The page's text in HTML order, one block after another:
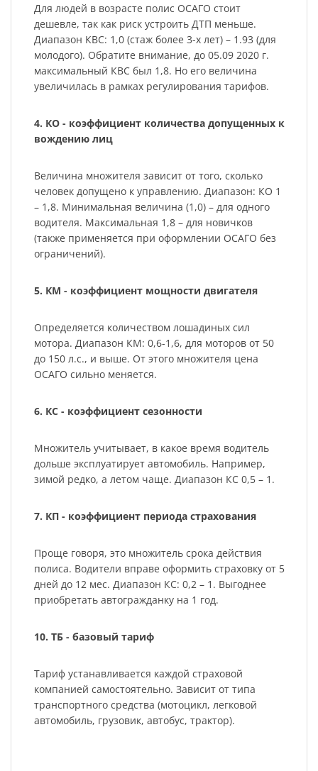
Для людей в возрасте полис ОСАГО стоит
дешевле, так как риск устроить ДТП меньше.
Диапазон КВС: 1,0 (стаж более 3-х лет) – 1.93 (для
молодого). Обратите внимание, до 05.09 2020 г.
максимальный КВС был 1,8. Но его величина
увеличилась в рамках регулирования тарифов.
4. КО - коэффициент количества допущенных к
вождению лиц
Величина множителя зависит от того, сколько
человек допущено к управлению. Диапазон: КО 1
– 1,8. Минимальная величина (1,0) – для одного
водителя. Максимальная 1,8 – для новичков
(также применяется при оформлении ОСАГО без
ограничений).
5. КМ - коэффициент мощности двигателя
Определяется количеством лошадиных сил
мотора. Диапазон КМ: 0,6-1,6, для моторов от 50
до 150 л.с., и выше. От этого множителя цена
ОСАГО сильно меняется.
6. КС - коэффициент сезонности
Множитель учитывает, в какое время водитель
дольше эксплуатирует автомобиль. Например,
зимой редко, а летом чаще. Диапазон КС 0,5 – 1.
7. КП - коэффициент периода страхования
Проще говоря, это множитель срока действия
полиса. Водители вправе оформить страховку от 5
дней до 12 мес. Диапазон КС: 0,2 – 1. Выгоднее
приобретать автогражданку на 1 год.
10. ТБ - базовый тариф
Тариф устанавливается каждой страховой
компанией самостоятельно. Зависит от типа
транспортного средства (мотоцикл, легковой
автомобиль, грузовик, автобус, трактор).